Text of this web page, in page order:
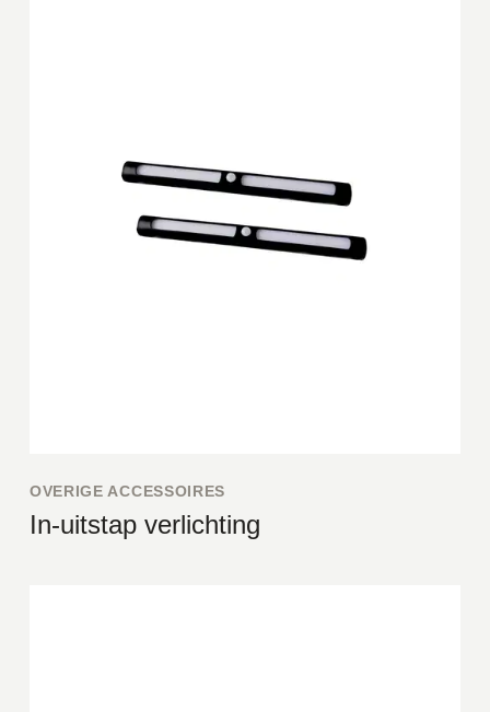
OVERIGE ACCESSOIRES
In-uitstap verlichting